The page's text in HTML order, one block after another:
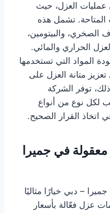
عمليات العزل، حيث
المتاحة. تشمل هذه
الصخري، والبيتومين،
الحراري والمائي.
المواد التي تستخدمها
متانة العزل على
توفر الشركة
لكل نوع من أنواع
اتخاذ القرار الصحيح.
في جميرا
– دبي خيارًا مثاليًا
عزل فعّالة بأسعار